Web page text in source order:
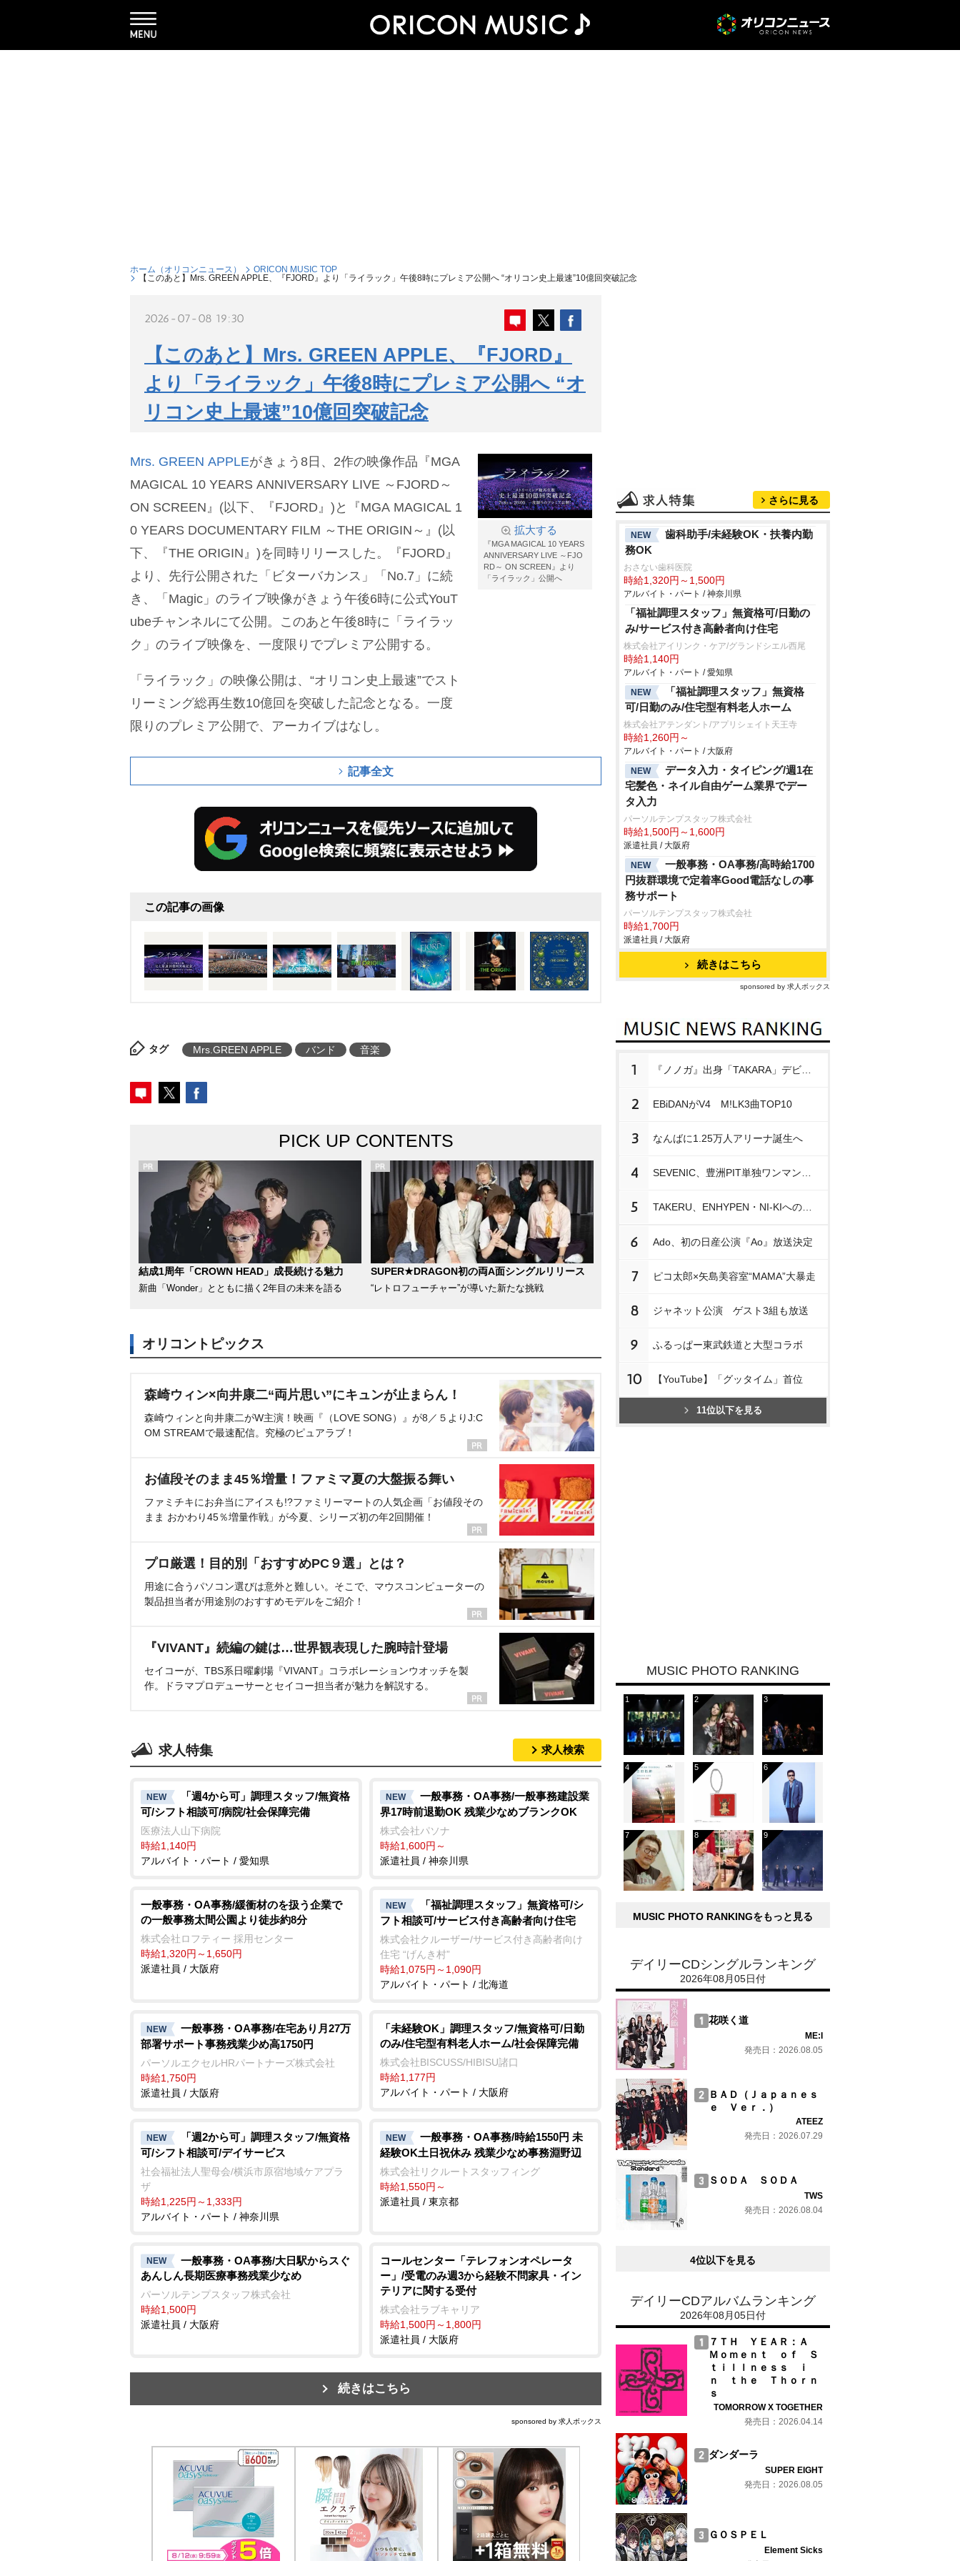
ホーム（オリコンニュース）
ORICON MUSIC TOP
【このあと】Mrs. GREEN APPLE、『FJORD』より「ライラック」午後8時にプレミア公開へ “オリコン史上最速”10億回突破記念
2026-07-08 19:30
【このあと】Mrs. GREEN APPLE、『FJORD』
より「ライラック」午後8時にプレミア公開へ “オ
リコン史上最速”10億回突破記念
拡大する
『MGA MAGICAL 10 YEARS
ANNIVERSARY LIVE ～FJO
RD～ ON SCREEN』より
「ライラック」公開へ
Mrs. GREEN APPLEがきょう8日、2作の映像作品『MGA
MAGICAL 10 YEARS ANNIVERSARY LIVE ～FJORD～
ON SCREEN』(以下、『FJORD』)と『MGA MAGICAL 1
0 YEARS DOCUMENTARY FILM ～THE ORIGIN～』(以
下、『THE ORIGIN』)を同時リリースした。『FJORD』
より、先行公開された「ビターバカンス」「No.7」に続
き、「Magic」のライブ映像がきょう午後6時に公式YouT
ubeチャンネルにて公開。このあと午後8時に「ライラッ
ク」のライブ映像を、一度限りでプレミア公開する。
「ライラック」の映像公開は、“オリコン史上最速”でスト
リーミング総再生数10億回を突破した記念となる。一度
限りのプレミア公開で、アーカイブはなし。
記事全文
この記事の画像
タグ Mrs.GREEN APPLE バンド 音楽
PICK UP CONTENTS
結成1周年「CROWN HEAD」成長続ける魅力
新曲「Wonder」とともに描く2年目の未来を語る
SUPER★DRAGON初の両A面シングルリリース
“レトロフューチャー”が導いた新たな挑戦
オリコントピックス
森崎ウィン×向井康二“両片思い”にキュンが止まらん！
森崎ウィンと向井康二がW主演！映画『（LOVE SONG）』が8／５よりJ:C
OM STREAMで最速配信。究極のピュアラブ！
お値段そのまま45％増量！ファミマ夏の大盤振る舞い
ファミチキにお弁当にアイスも!?ファミリーマートの人気企画「お値段その
まま おかわり45％増量作戦」が今夏、シリーズ初の年2回開催！
プロ厳選！目的別「おすすめPC９選」とは？
用途に合うパソコン選びは意外と難しい。そこで、マウスコンピューターの
製品担当者が用途別のおすすめモデルをご紹介！
『VIVANT』続編の鍵は…世界観表現した腕時計登場
セイコーが、TBS系日曜劇場『VIVANT』コラボレーションウオッチを製
作。ドラマプロデューサーとセイコー担当者が魅力を解説する。
求人特集 求人検索
NEW
「週4から可」調理スタッフ/無資格
可/シフト相談可/病院/社会保障完備
医療法人山下病院
時給1,140円
アルバイト・パート / 愛知県
NEW
一般事務・OA事務/一般事務建設業
界17時前退勤OK 残業少なめブランクOK
株式会社パソナ
時給1,600円～
派遣社員 / 神奈川県
一般事務・OA事務/緩衝材のを扱う企業で
の一般事務太間公園より徒歩約8分
株式会社ロフティー 採用センター
時給1,320円～1,650円
派遣社員 / 大阪府
NEW
「福祉調理スタッフ」無資格可/シ
フト相談可/サービス付き高齢者向け住宅
株式会社クルーザー/サービス付き高齢者向け
住宅 “げんき村”
時給1,075円～1,090円
アルバイト・パート / 北海道
NEW
一般事務・OA事務/在宅あり月27万
部署サポート事務残業少め高1750円
パーソルエクセルHRパートナーズ株式会社
時給1,750円
派遣社員 / 大阪府
「未経験OK」調理スタッフ/無資格可/日勤
のみ/住宅型有料老人ホーム/社会保障完備
株式会社BISCUSS/HIBISU諸口
時給1,177円
アルバイト・パート / 大阪府
NEW
「週2から可」調理スタッフ/無資格
可/シフト相談可/デイサービス
社会福祉法人聖母会/横浜市原宿地域ケアプラ
ザ
時給1,225円～1,333円
アルバイト・パート / 神奈川県
NEW
一般事務・OA事務/時給1550円 未
経験OK土日祝休み 残業少なめ事務淵野辺
株式会社リクルートスタッフィング
時給1,550円～
派遣社員 / 東京都
NEW
一般事務・OA事務/大日駅からスぐ
あんしん長期医療事務残業少なめ
パーソルテンプスタッフ株式会社
時給1,500円
派遣社員 / 大阪府
コールセンター「テレフォンオペレータ
ー」/受電のみ週3から経験不問家具・イン
テリアに関する受付
株式会社ラブキャリア
時給1,500円～1,800円
派遣社員 / 大阪府
続きはこちら
sponsored by 求人ボックス
さらに見る
NEW
歯科助手/未経験OK・扶養内勤
務OK
おさない歯科医院
時給1,320円～1,500円
アルバイト・パート / 神奈川県
「福祉調理スタッフ」無資格可/日勤の
み/サービス付き高齢者向け住宅
株式会社アイリンク・ケア/グランドシエル西尾
時給1,140円
アルバイト・パート / 愛知県
NEW
「福祉調理スタッフ」無資格
可/日勤のみ/住宅型有料老人ホーム
株式会社アテンダント/アプリシェイト天王寺
時給1,260円～
アルバイト・パート / 大阪府
NEW
データ入力・タイピング/週1在
宅髪色・ネイル自由ゲーム業界でデー
タ入力
パーソルテンプスタッフ株式会社
時給1,500円～1,600円
派遣社員 / 大阪府
NEW
一般事務・OA事務/高時給1700
円抜群環境で定着率Good電話なしの事
務サポート
パーソルテンプスタッフ株式会社
時給1,700円
派遣社員 / 大阪府
続きはこちら
sponsored by 求人ボックス
1
2 EBiDANがV4 M!LK3曲TOP10
3 なんばに1.25万人アリーナ誕生へ
4
5
6 Ado、初の日産公演『Ao』放送決定
7 ピコ太郎×矢島美容室“MAMA”大暴走
8 ジャネット公演 ゲスト3組も放送
9 ふるっぱー東武鉄道と大型コラボ
10 【YouTube】「グッタイム」首位
11位以下を見る
MUSIC PHOTO RANKING
MUSIC PHOTO RANKINGをもっと見る
デイリーCDシングルランキング
2026年08月05日付
花咲く道
ME:I
発売日：2026.08.05
ＢＡＤ（Ｊａｐａｎｅｓ
ｅ Ｖｅｒ．）
ATEEZ
発売日：2026.07.29
ＳＯＤＡ ＳＯＤＡ
TWS
発売日：2026.08.04
4位以下を見る
デイリーCDアルバムランキング
2026年08月05日付
７ＴＨ ＹＥＡＲ：Ａ
Ｍｏｍｅｎｔ ｏｆ Ｓ
ｔｉｌｌｎｅｓｓ ｉ
ｎ ｔｈｅ Ｔｈｏｒｎ
ｓ
TOMORROW X TOGETHER
発売日：2026.04.14
ダンダーラ
SUPER EIGHT
発売日：2026.08.05
ＧＯＳＰＥＬ
Element Sicks